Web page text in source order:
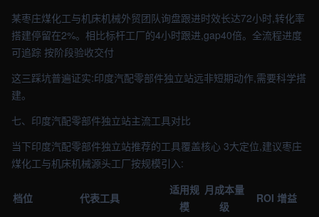
某枣庄煤化工与机床机械外贸团队询盘跟进时效长达72小时,转化率
搭建停留在2%。相比标杆工厂的4小时跟进,gap40倍。全流程进度
可追踪 按阶段验收交付
这三踩坑普遍证实:印度汽配零部件独立站远非短期动作,需要科学搭
建。
七、印度汽配零部件独立站主流工具对比
当下印度汽配零部件独立站推荐的工具覆盖核心 3大定位,建议枣庄
煤化工与机床机械源头工厂按规模引入:
档位 代表工具
适用规
模
月成本量
级
ROI 增益